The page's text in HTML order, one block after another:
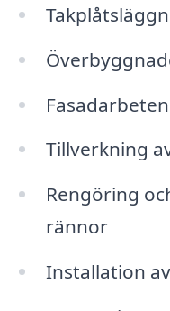
Tillverkning
Rengöring
rännor
Installation